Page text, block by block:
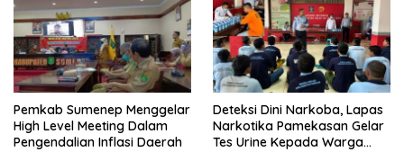
Pemkab Sumenep Menggelar
High Level Meeting Dalam
Pengendalian Inflasi Daerah
Deteksi Dini Narkoba, Lapas
Narkotika Pamekasan Gelar
Tes Urine Kepada Warga